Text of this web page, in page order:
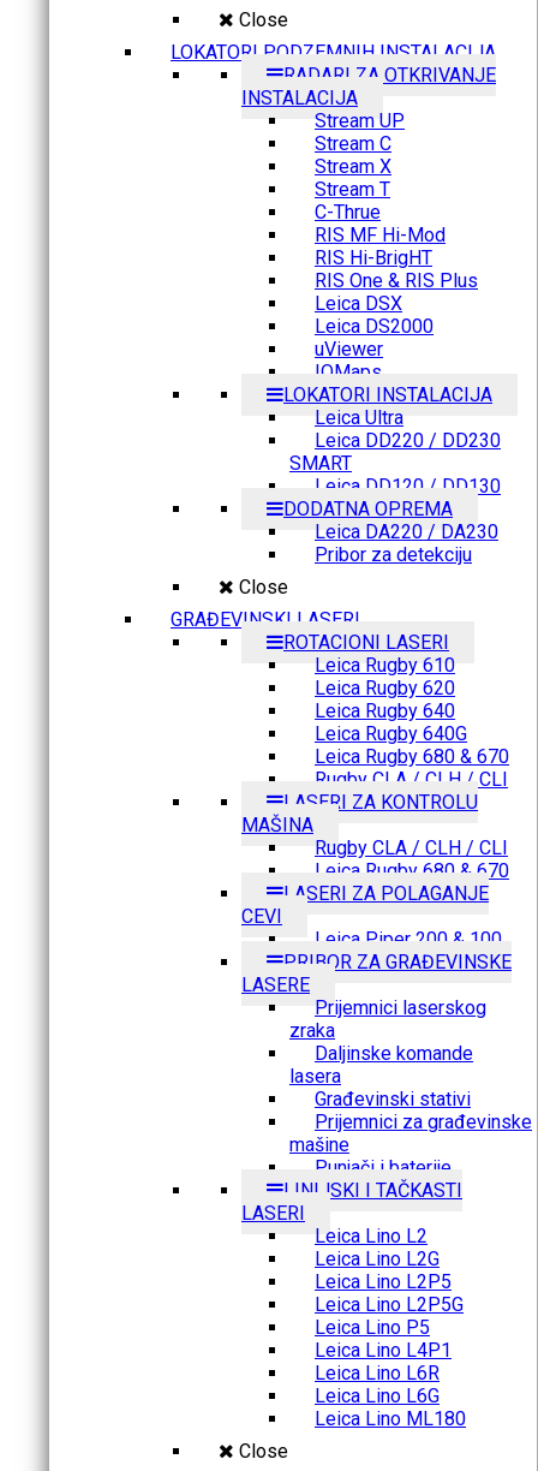
Close
LOKATORI PODZEMNIH INSTALACIJA
RADARI ZA OTKRIVANJE
INSTALACIJA
Stream UP
Stream C
Stream X
Stream T
C-Thrue
RIS MF Hi-Mod
RIS Hi-BrigHT
RIS One & RIS Plus
Leica DSX
Leica DS2000
uViewer
IQMaps
LOKATORI INSTALACIJA
Leica Ultra
Leica DD220 / DD230
SMART
Leica DD120 / DD130
DODATNA OPREMA
Leica DA220 / DA230
Pribor za detekciju
Close
GRAĐEVINSKI LASERI
ROTACIONI LASERI
Leica Rugby 610
Leica Rugby 620
Leica Rugby 640
Leica Rugby 640G
Leica Rugby 680 & 670
Rugby CLA / CLH / CLI
LASERI ZA KONTROLU
MAŠINA
Rugby CLA / CLH / CLI
Leica Rugby 680 & 670
LASERI ZA POLAGANJE
CEVI
Leica Piper 200 & 100
PRIBOR ZA GRAĐEVINSKE
LASERE
Prijemnici laserskog
zraka
Daljinske komande
lasera
Građevinski stativi
Prijemnici za građevinske
mašine
Punjači i baterije
LINIJSKI I TAČKASTI
LASERI
Leica Lino L2
Leica Lino L2G
Leica Lino L2P5
Leica Lino L2P5G
Leica Lino P5
Leica Lino L4P1
Leica Lino L6R
Leica Lino L6G
Leica Lino ML180
Close